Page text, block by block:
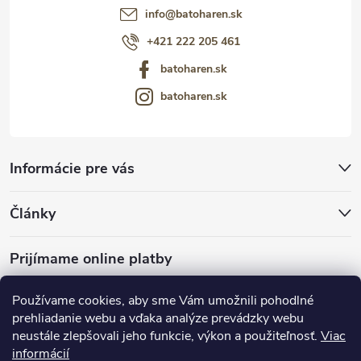
Používame cookies, aby sme Vám umožnili pohodlné
prehliadanie webu a vďaka analýze prevádzky webu
neustále zlepšovali jeho funkcie, výkon a použiteľnosť. Viac
informácií
Informácie pre vás
Články
Prijímame online platby
info@batoharen.sk
+421 222 205 461
batoharen.sk
batoharen.sk